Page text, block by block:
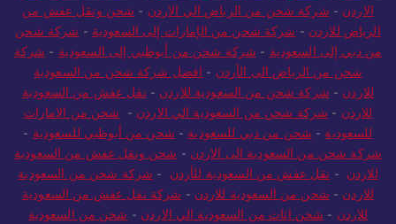
الاردن - شركة شحن من الرياض الي الاردن - شحن ونقل عفش من
الرياض للاردن - شركة شحن من الإمارات إلى السعودية - شركة شحن
من دبي إلى السعودية - شركة شحن من أبوظبي إلى السعودية - شركة
شحن من الرياض الى الأردن - افضل شركة شحن من السعودية
للاردن - شركة شحن من السعودية للاردن - نقل عفش من السعودية
للاردن - شركة شحن من السعودية الي الاردن - شحن من الامارات
للسعودية - شحن من دبي للسعودية - شحن من أبوظبي للسعودية -
شركة شحن من السعودية الى الاردن - شحن ونقل عفش من السعودية
للاردن - نقل عفش من السعودية للأردن - شركة شحن من السعودية
للاردن - شحن من السعودية للاردن - شركة نقل عفش من السعودية
للاردن - شحن اثاث من السعودية الي الاردن - شحن من السعودية